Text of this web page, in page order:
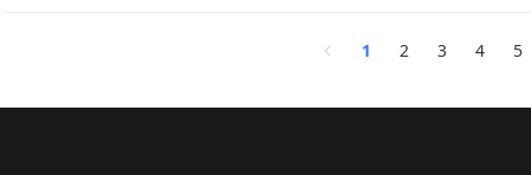
1 2 3 4 5